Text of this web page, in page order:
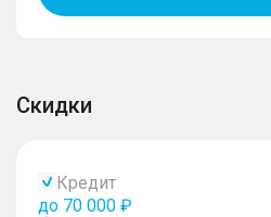
Скидки
Кредит
до 70 000 ₽